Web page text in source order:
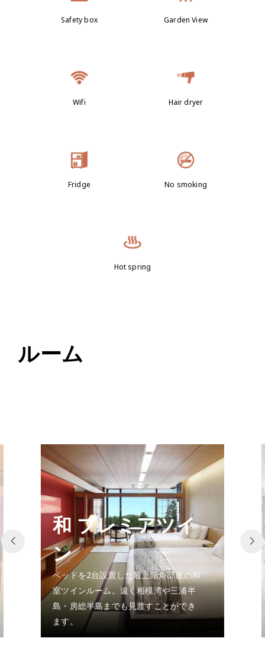
Safety box Garden View
Wifi Hair dryer
Fridge No smoking
Hot spring
ルーム
和 プレミアツイ
ン
ベッドを2台設置した最上階角部屋の和
室ツインルーム。遠く相模湾や三浦半
島・房総半島までも見渡すことができ
ます。